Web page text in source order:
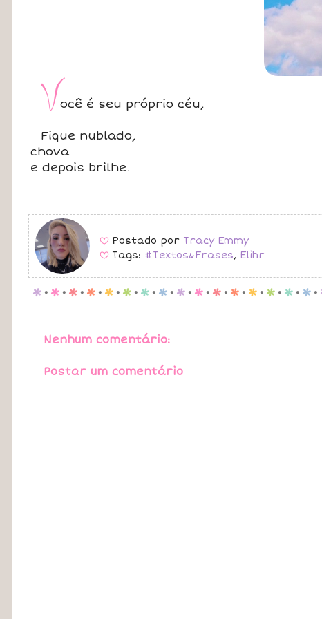
Você é seu próprio céu,
Fique nublado,
chova
e depois brilhe.
B Postado por Tracy Emmy
B Tags: #Textos&Frases, Elihr
p . p . p . p . p . p . p . p . p . p . p . p . p . p . p . p .
Nenhum comentário:
Postar um comentário